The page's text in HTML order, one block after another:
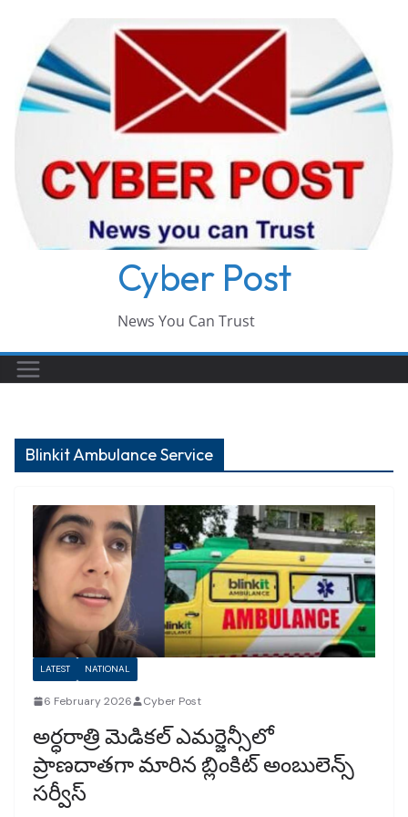
content
Cyber Post
News You Can Trust
Blinkit Ambulance Service
LATEST NATIONAL
6 February 2026 Cyber Post
అర్ధరాత్రి మెడికల్ ఎమర్జెన్సీలో
ప్రాణదాతగా మారిన బ్లింకిట్ అంబులెన్స్
సర్వీస్